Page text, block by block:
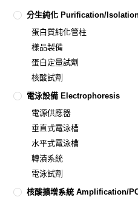
分生純化 Purification/
蛋白質純化管柱
樣品製備
蛋白定量試劑
核酸試劑
電泳設備 Electrophoresis
電源供應器
垂直式電泳槽
水平式電泳槽
轉漬系統
電泳試劑
核酸擴增系統 Amplification/